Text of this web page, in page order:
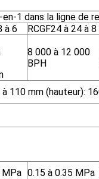
1 dans la ligne de
à 6 RCGF24 à 24 à 8
8 000 à 12 000
BPH
110 mm (hauteur):
MPa 0.15 à 0.35 MPa